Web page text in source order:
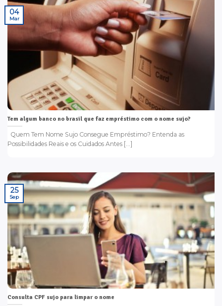
Tem algum banco no brasil que faz empréstimo com o nome sujo?
Quem Tem Nome Sujo Consegue Empréstimo? Entenda as
Possibilidades Reais e os Cuidados Antes [...]
04
Mar
Consulta CPF sujo para limpar o nome
25
Sep